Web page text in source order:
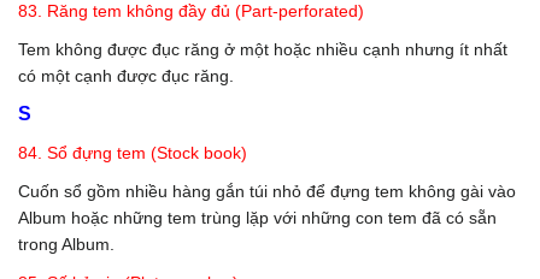
83. Răng tem không đầy đủ (Part-perforated)
Tem không được đục răng ở một hoặc nhiều cạnh nhưng ít nhất
có một cạnh được đục răng.
S
84. Sổ đựng tem (Stock book)
Cuốn sổ gồm nhiều hàng gắn túi nhỏ để đựng tem không gài vào
Album hoặc những tem trùng lặp với những con tem đã có sẵn
trong Album.